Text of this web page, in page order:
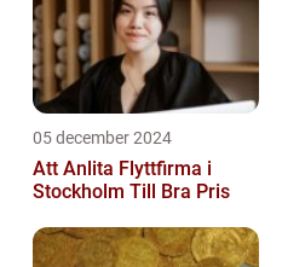
05 december 2024
Att Anlita Flyttfirma i
Stockholm Till Bra Pris